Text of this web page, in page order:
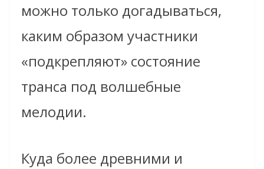
можно только догадываться,
каким образом участники
«подкрепляют» состояние
транса под волшебные
мелодии.
Куда более древними и